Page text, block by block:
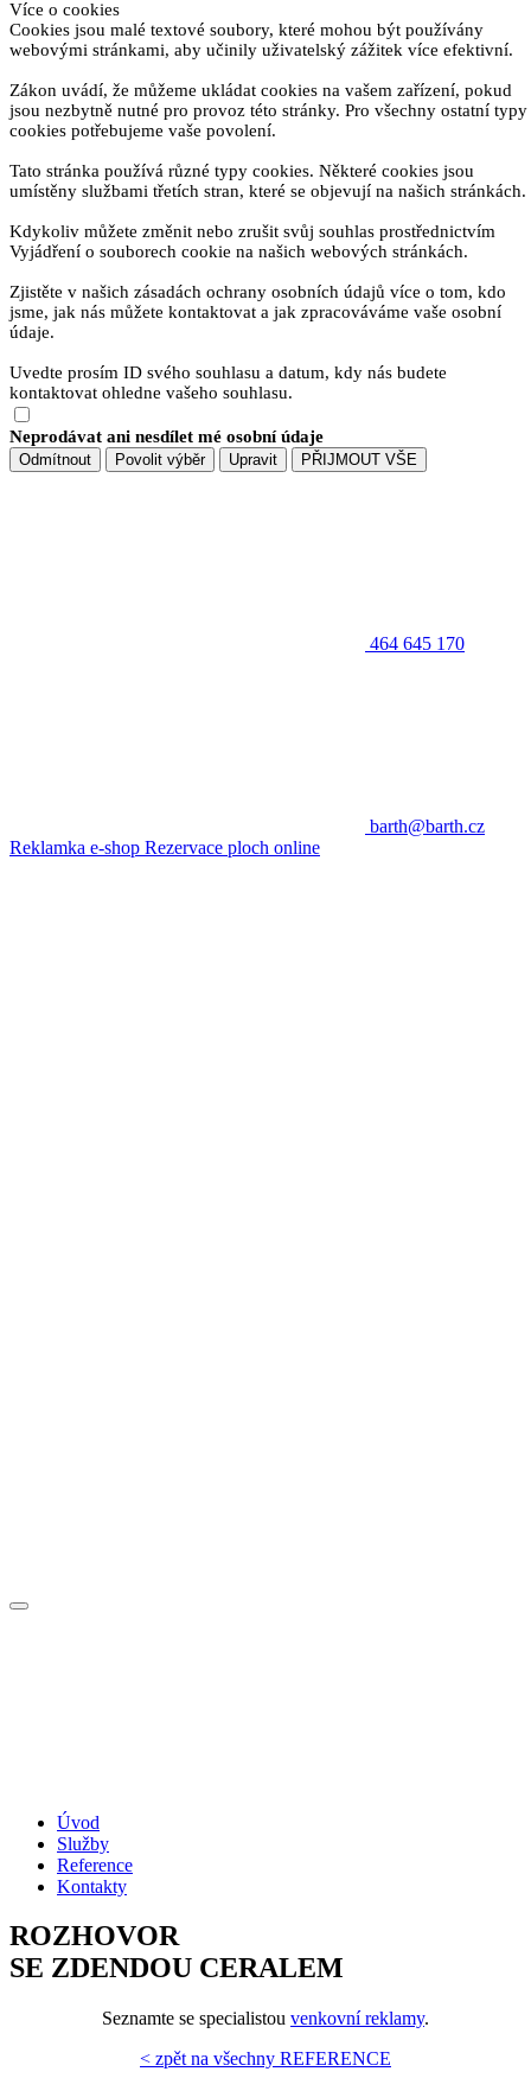
Více o cookies
Cookies jsou malé textové soubory, které mohou být používány
webovými stránkami, aby učinily uživatelský zážitek více efektivní.
Zákon uvádí, že můžeme ukládat cookies na vašem zařízení, pokud
jsou nezbytně nutné pro provoz této stránky. Pro všechny ostatní typy
cookies potřebujeme vaše povolení.
Tato stránka používá různé typy cookies. Některé cookies jsou
umístěny službami třetích stran, které se objevují na našich stránkách.
Kdykoliv můžete změnit nebo zrušit svůj souhlas prostřednictvím
Vyjádření o souborech cookie na našich webových stránkách.
Zjistěte v našich zásadách ochrany osobních údajů více o tom, kdo
jsme, jak nás můžete kontaktovat a jak zpracováváme vaše osobní
údaje.
Uvedte prosím ID svého souhlasu a datum, kdy nás budete
kontaktovat ohledne vašeho souhlasu.
Neprodávat ani nesdílet mé osobní údaje
Odmítnout Povolit výběr Upravit PŘIJMOUT VŠE
464 645 170
barth@barth.cz
Reklamka e-shop Rezervace ploch online
Úvod
Služby
Reference
Kontakty
ROZHOVOR
SE ZDENDOU CERALEM
Seznamte se specialistou venkovní reklamy.
< zpět na všechny REFERENCE